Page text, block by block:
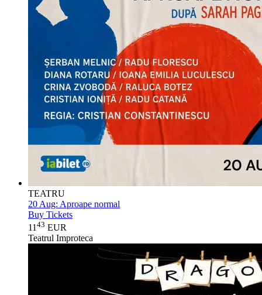
TEATRU
20 Aug: Aproape normal
Buy Tickets
11 43 EUR
Teatrul Improteca